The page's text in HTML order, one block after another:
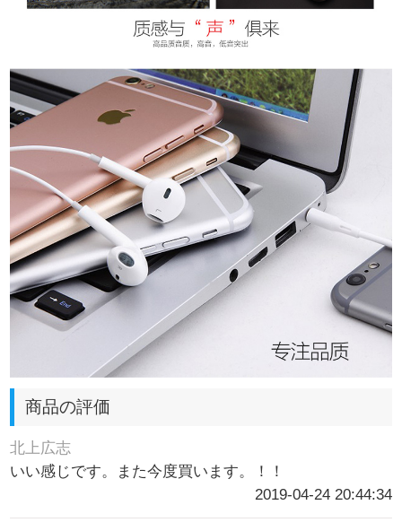
商品の評価
北上広志
いい感じです。また今度買います。！！
2019-04-24 20:44:34